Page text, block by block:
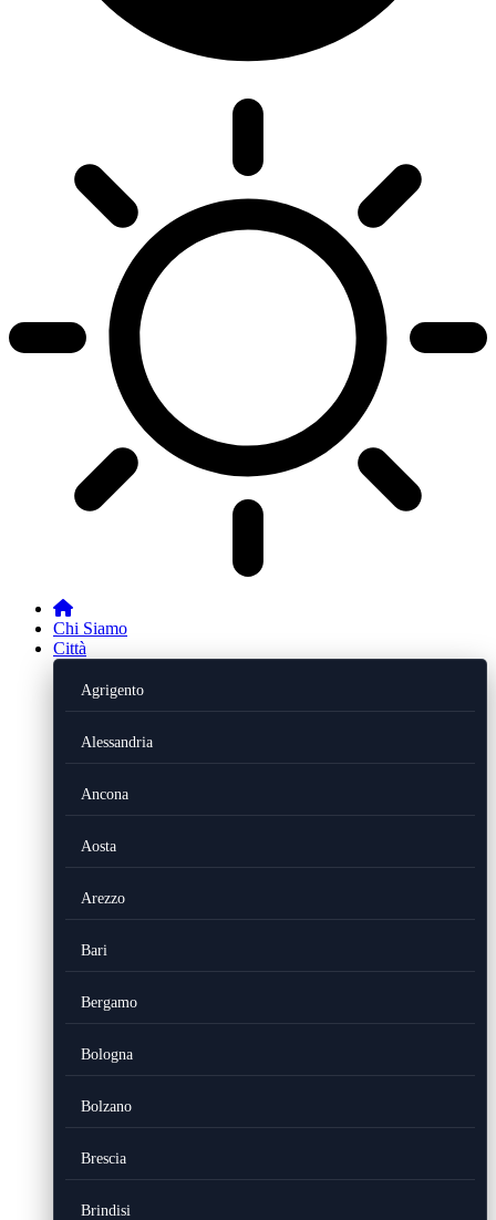
Chi Siamo
Città
Agrigento
Alessandria
Ancona
Aosta
Arezzo
Bari
Bergamo
Bologna
Bolzano
Brescia
Brindisi